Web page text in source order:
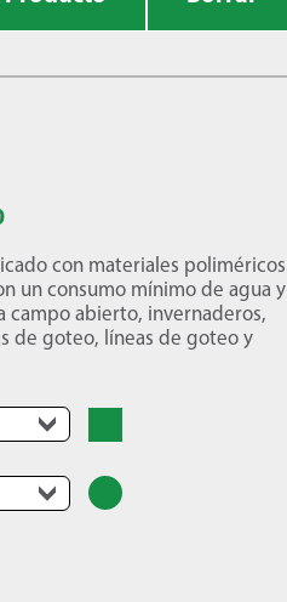
con materiales poliméricos
un consumo mínimo de agua y
campo abierto, invernaderos,
de goteo, líneas de goteo y